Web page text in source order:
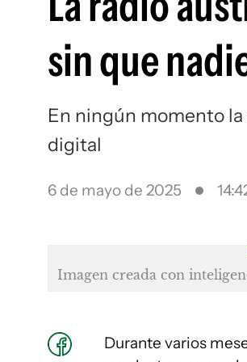
sin que
En ningún momento
digital
6 de mayo de 2025
Imagen creada con
Durante varios